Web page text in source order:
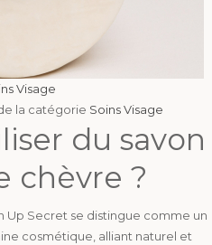
Visage
la catégorie Soins Visage
du savon
chèvre ?
Up Secret se distingue comme un
cosmétique, alliant naturel et